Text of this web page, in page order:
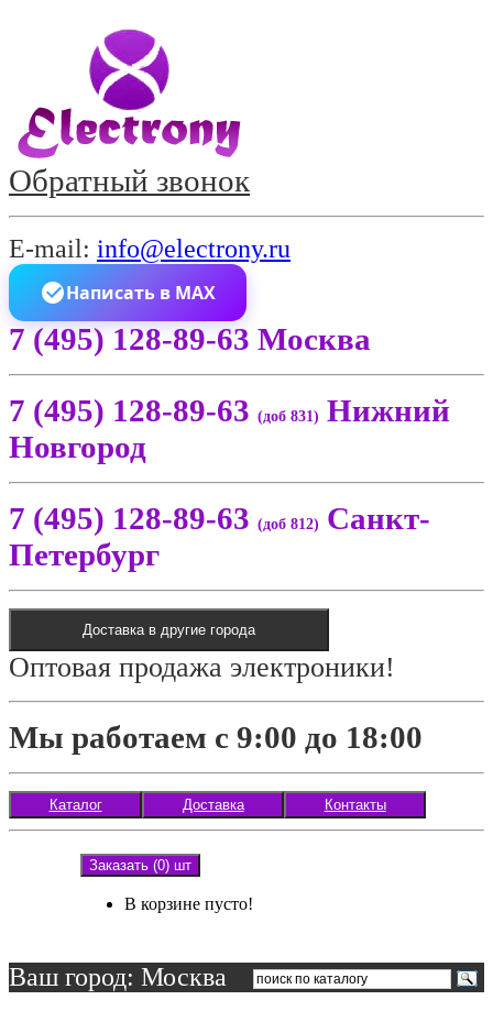
Обратный звонок
E-mail: info@electrony.ru
Написать в MAX
7 (495) 128-89-63 Москва
7 (495) 128-89-63 (доб 831) Нижний
Новгород
7 (495) 128-89-63 (доб 812) Санкт-
Петербург
Доставка в другие города
Оптовая продажа электроники!
Мы работаем с 9:00 до 18:00
Каталог Доставка Контакты
Заказать (0) шт
В корзине пусто!
Ваш город: Москва